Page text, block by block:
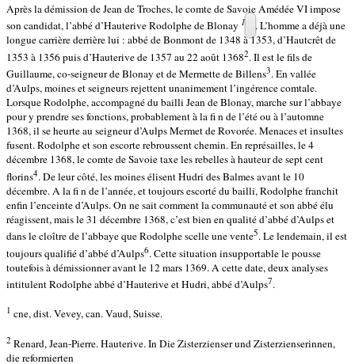
Après la démission de Jean de Troches, le comte de Savoie Amédée VI impose
son candidat, l’abbé d’Hauterive Rodolphe de Blonay 1
. L’homme a déjà une
longue carrière derrière lui : abbé de Bonmont de 1348 à 1353, d’Hautcrêt de
1353 à 1356 puis d’Hauterive de 1357 au 22 août 13682. Il est le fils de
Guillaume, co-seigneur de Blonay et de Mermette de Billens3. En vallée
d’Aulps, moines et seigneurs rejettent unanimement l’ingérence comtale.
Lorsque Rodolphe, accompagné du bailli Jean de Blonay, marche sur l’abbaye
pour y prendre ses fonctions, probablement à la fi n de l’été ou à l’automne
1368, il se heurte au seigneur d’Aulps Mermet de Rovorée. Menaces et insultes
fusent. Rodolphe et son escorte rebroussent chemin. En représailles, le 4
décembre 1368, le comte de Savoie taxe les rebelles à hauteur de sept cent
florins4. De leur côté, les moines élisent Hudri des Balmes avant le 10
décembre. A la fi n de l’année, et toujours escorté du bailli, Rodolphe franchit
enfin l’enceinte d’Aulps. On ne sait comment la communauté et son abbé élu
réagissent, mais le 31 décembre 1368, c’est bien en qualité d’abbé d’Aulps et
dans le cloître de l’abbaye que Rodolphe scelle une vente5. Le lendemain, il est
toujours qualifié d’abbé d’Aulps6. Cette situation insupportable le pousse
toutefois à démissionner avant le 12 mars 1369. A cette date, deux analyses
intitulent Rodolphe abbé d’Hauterive et Hudri, abbé d’Aulps7.
1 cne, dist. Vevey, can. Vaud, Suisse.
2 Renard, Jean-Pierre. Hauterive. In Die Zisterzienser und Zisterzienserinnen,
die reformierten